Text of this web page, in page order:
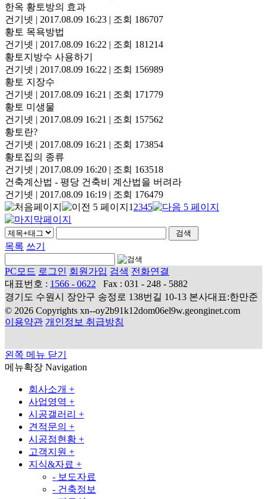
한옥 황토방의 효과
건기넷 | 2017.08.09 16:23 | 조회 186707
황토 목욕방법
건기넷 | 2017.08.09 16:22 | 조회 181214
황토지방수 사용하기
건기넷 | 2017.08.09 16:22 | 조회 156989
황토 지장수
건기넷 | 2017.08.09 16:21 | 조회 171779
황토 미생물
건기넷 | 2017.08.09 16:21 | 조회 157562
황토란?
건기넷 | 2017.08.09 16:21 | 조회 173854
황토집의 종류
건기넷 | 2017.08.09 16:20 | 조회 163518
건축계산법 - 평당 건축비 계산법을 버려라
건기넷 | 2017.08.09 16:19 | 조회 176479
1 2345
목록 쓰기
PC모드 로그인 회원가입 검색 전화연결
대표번호 : 1566 - 0622
Fax : 031 - 248 - 5882
경기도 수원시 장안구 송정로 138번길 10-13 본사대표:한만준
© 2026 Copyrights xn--oy2b91k12dom06el9w.geonginet.com
이용약관 개인정보 취급방침
왼쪽 메뉴 닫기
메뉴확장 Navigation
회사소개 +
사업영역 +
시공갤러리 +
견적문의 +
시공점현황 +
고객지원 +
지식&자료 +
- 보도자료
- 건축정보